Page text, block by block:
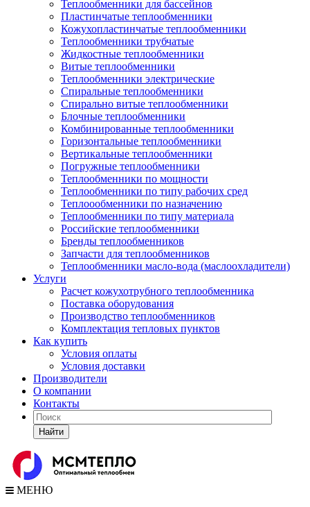
Теплообменники для бассейнов
Пластинчатые теплообменники
Кожухопластинчатые теплообменники
Теплообменники трубчатые
Жидкостные теплообменники
Витые теплообменники
Теплообменники электрические
Спиральные теплообменники
Спирально витые теплообменники
Блочные теплообменники
Комбинированные теплообменники
Горизонтальные теплообменники
Вертикальные теплообменники
Погружные теплообменники
Теплообменники по мощности
Теплообменники по типу рабочих сред
Теплоообменники по назначению
Теплообменники по типу материала
Российские теплообменники
Бренды теплообменников
Запчасти для теплообменников
Теплообменники масло-вода (маслоохладители)
Услуги
Расчет кожухотрубного теплообменника
Поставка оборудования
Производство теплообменников
Комплектация тепловых пунктов
Как купить
Условия оплаты
Условия доставки
Производители
О компании
Контакты
Найти
МЕНЮ